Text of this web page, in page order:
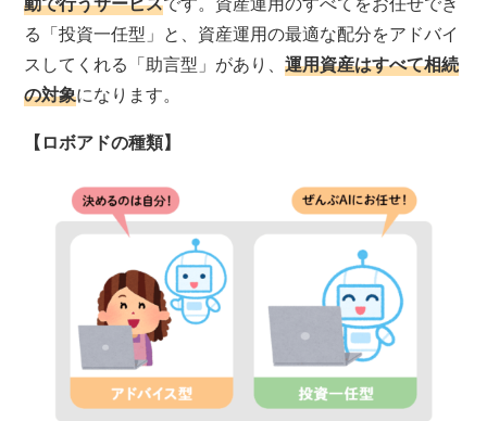
る「投資一任型」と、資産運用の最適な配分をアドバイ
スしてくれる「助言型」があり、運用資産はすべて相続
の対象になります。
【ロボアドの種類】